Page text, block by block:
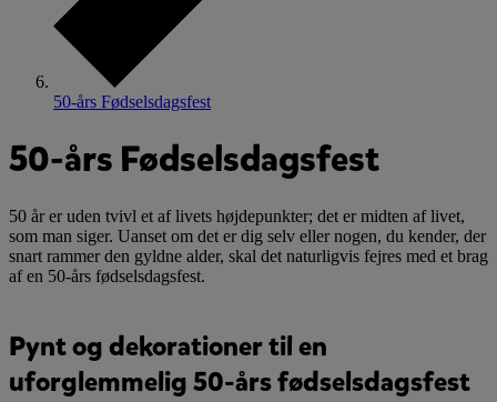
50-års Fødselsdagsfest
50-års Fødselsdagsfest
50 år er uden tvivl et af livets højdepunkter; det er midten af livet,
som man siger. Uanset om det er dig selv eller nogen, du kender, der
snart rammer den gyldne alder, skal det naturligvis fejres med et brag
af en 50-års fødselsdagsfest.
Pynt og dekorationer til en
uforglemmelig 50-års fødselsdagsfest